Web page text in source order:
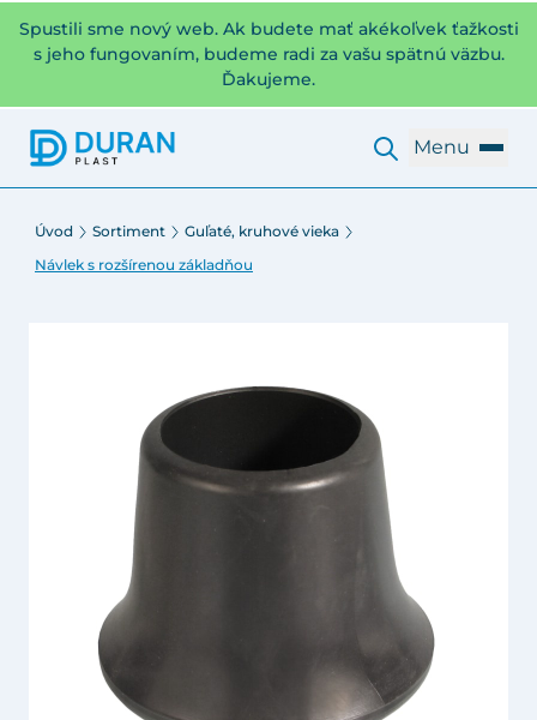
Spustili sme nový web. Ak budete mať akékoľvek ťažkosti
s jeho fungovaním, budeme radi za vašu spätnú väzbu.
Ďakujeme.
Menu
Úvod Sortiment
Guľaté, kruhové vieka
Návlek s rozšírenou základňou